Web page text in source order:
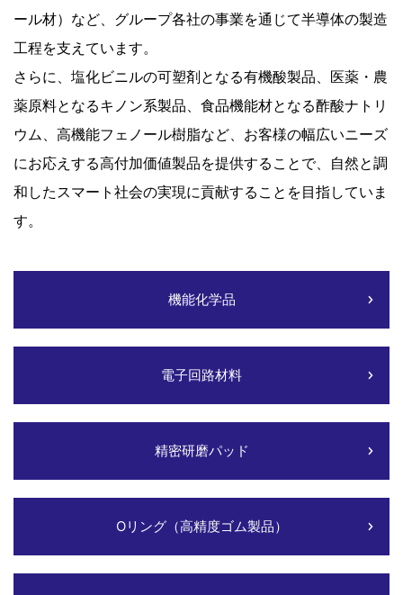
ール材）など、グループ各社の事業を通じて半導体の製造
工程を支えています。
さらに、塩化ビニルの可塑剤となる有機酸製品、医薬・農
薬原料となるキノン系製品、食品機能材となる酢酸ナトリ
ウム、高機能フェノール樹脂など、お客様の幅広いニーズ
にお応えする高付加価値製品を提供することで、自然と調
和したスマート社会の実現に貢献することを目指していま
す。
機能化学品
電子回路材料
精密研磨パッド
Oリング（高精度ゴム製品）